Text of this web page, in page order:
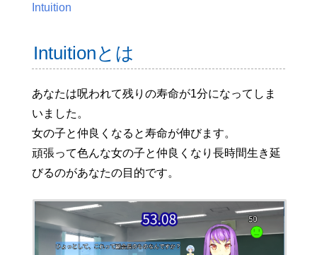
Intuition
Intuitionとは
あなたは呪われて残りの寿命が1分になってしま
いました。
女の子と仲良くなると寿命が伸びます。
頑張って色んな女の子と仲良くなり長時間生き延
びるのがあなたの目的です。